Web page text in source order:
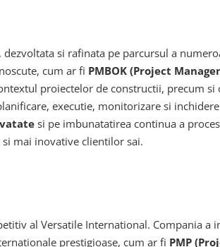
, dezvoltata si rafinata pe parcursul a
cum ar fi PMBOK (Project
proiectelor de constructii, precum
executie, monitorizare si
si pe imbunatatirea continua a
mai inovative clientilor sai.
al Versatile International. Compania a
prestigioase, cum ar fi PMP